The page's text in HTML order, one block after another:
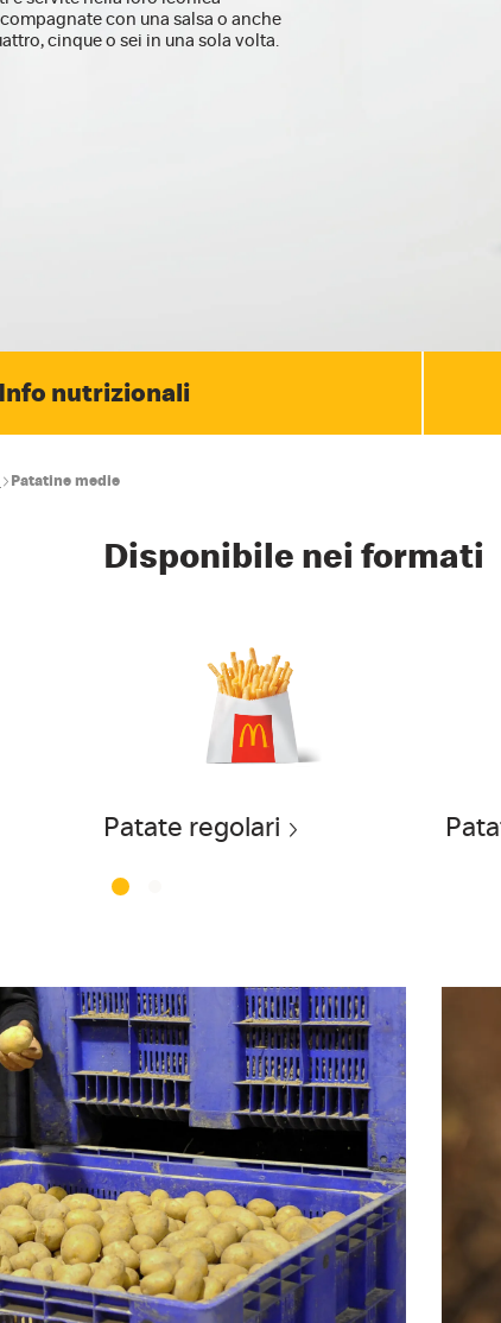
con una salsa o anche
cinque o sei in una sola volta.
Info nutrizionali
Patatine medie
Disponibile nei formati
Patate regolari